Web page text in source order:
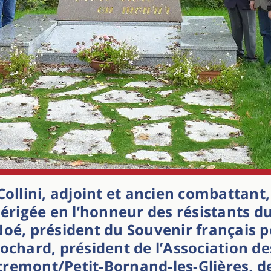
, adjoint et ancien
en l’honneur des résistants
, président du Souvenir français
, président de l’Association
Petit-Bornand-les-Glières,